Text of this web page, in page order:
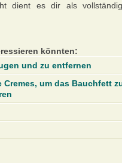
dient es dir als
könnten:
und zu entfernen
um das Bauchfett